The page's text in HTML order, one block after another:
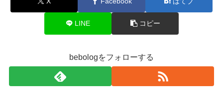
LINE コピー
bebologをフォローする